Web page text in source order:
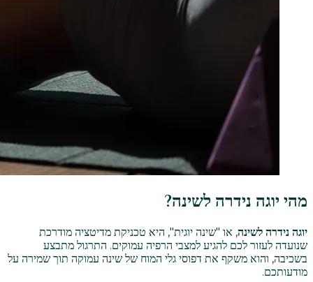
מהי יוגה נידרה לשינה?
יוגה נידרה לשינה, או "שינה יוגית", היא טכניקת מדיטציה מודרכת
שנועדה לעזור לכם להגיע למצבי הרפיה עמוקים. התרגול מתבצע
בשכיבה, והוא משקף את דפוסי גלי המוח של שינה עמוקה תוך שמירה על
מודעותכם.